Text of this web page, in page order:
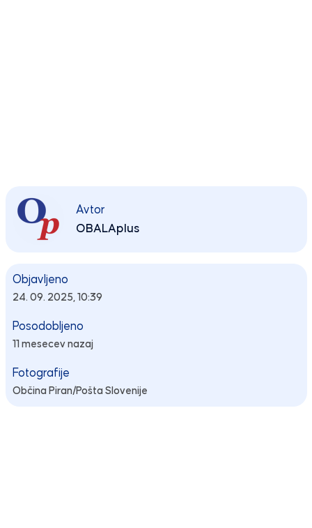
Avtor
OBALAplus
Objavljeno
24. 09. 2025, 10:39
Posodobljeno
11 mesecev nazaj
Fotografije
Občina Piran/Pošta Slovenije